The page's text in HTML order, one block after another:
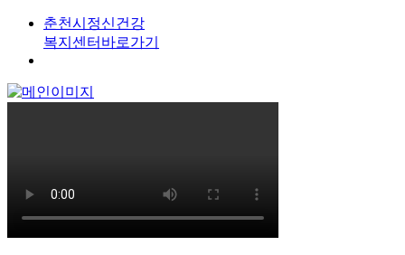
춘천시정신건강
복지센터 바로가기